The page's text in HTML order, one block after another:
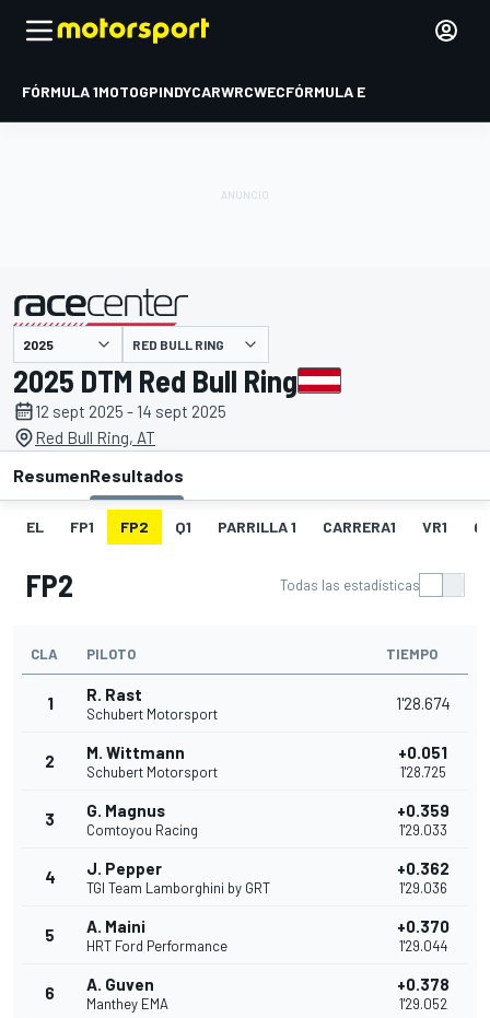
FÓRMULA 1MOTOGPINDYCARWRCWECFÓRMULA E
presentado por RED BULL RING
2025 DTM Red Bull Ring
12 sept 2025 - 14 sept 2025
Red Bull Ring, AT
ResumenResultados
EL FP1 FP2 Q1 PARRILLA 1 CARRERA1 VR1
FP2 Todas las estadísticas
CLA PILOTO TIEMPO
1 R. Rast
Schubert Motorsport
1'28.674
2 M. Wittmann
Schubert Motorsport
+0.051
1'28.725
3 G. Magnus
Comtoyou Racing
+0.359
1'29.033
4 J. Pepper
TGI Team Lamborghini by GRT
+0.362
1'29.036
5 A. Maini
HRT Ford Performance
+0.370
1'29.044
6 A. Guven
Manthey EMA
+0.378
1'29.052